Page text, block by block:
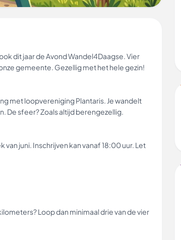
dit jaar de Avond Wandel4Daagse. Vier
gemeente. Gezellig met het hele gezin!
met loopvereniging Plantaris. Je wandelt
De sfeer? Zoals altijd berengezellig.
juni. Inschrijven kan vanaf 18:00 uur. Let
Loop dan minimaal drie van de vier